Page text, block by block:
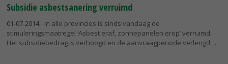
Subsidie asbestsanering verruimd
01-07-2014- In alle provincies is sinds vandaag de
stimuleringsmaatregel ‘Asbest eraf, zonnepanelen erop’ verruimd.
Het subsidiebedrag is verhoogd en de aanvraagperiode verlengd.